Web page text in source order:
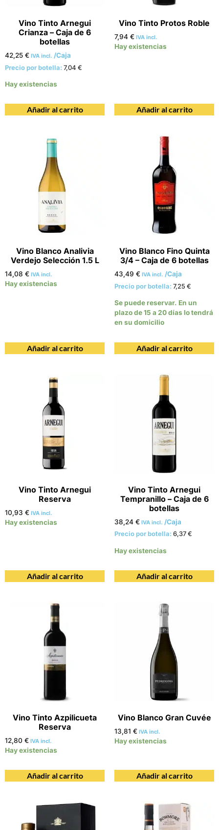
Vino Tinto Arnegui
Crianza – Caja de 6
botellas
42,25 € IVA incl. /Caja
Precio por botella: 7,04 €
Hay existencias
Añadir al carrito
Vino Tinto Protos Roble
7,94 € IVA incl.
Hay existencias
Añadir al carrito
Vino Blanco Analivia
Verdejo Selección 1.5 L
14,08 € IVA incl.
Hay existencias
Añadir al carrito
Vino Blanco Fino Quinta
3/4 – Caja de 6 botellas
43,49 € IVA incl. /Caja
Precio por botella: 7,25 €
Se puede reservar. En un
plazo de 15 a 20 días lo tendrá
en su domicilio
Añadir al carrito
Vino Tinto Arnegui
Reserva
10,93 € IVA incl.
Hay existencias
Añadir al carrito
Vino Tinto Arnegui
Tempranillo – Caja de 6
botellas
38,24 € IVA incl. /Caja
Precio por botella: 6,37€
Hay existencias
Añadir al carrito
Vino Tinto Azpilicueta
Reserva
12,80 € IVA incl.
Hay existencias
Añadir al carrito
Vino Blanco Gran Cuvée
13,81 € IVA incl.
Hay existencias
Añadir al carrito